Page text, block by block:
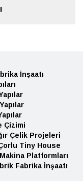
İnşaatı
Çizimi
Çelik Projeleri
Tiny House
Platformları
Fabrika İnşaatı